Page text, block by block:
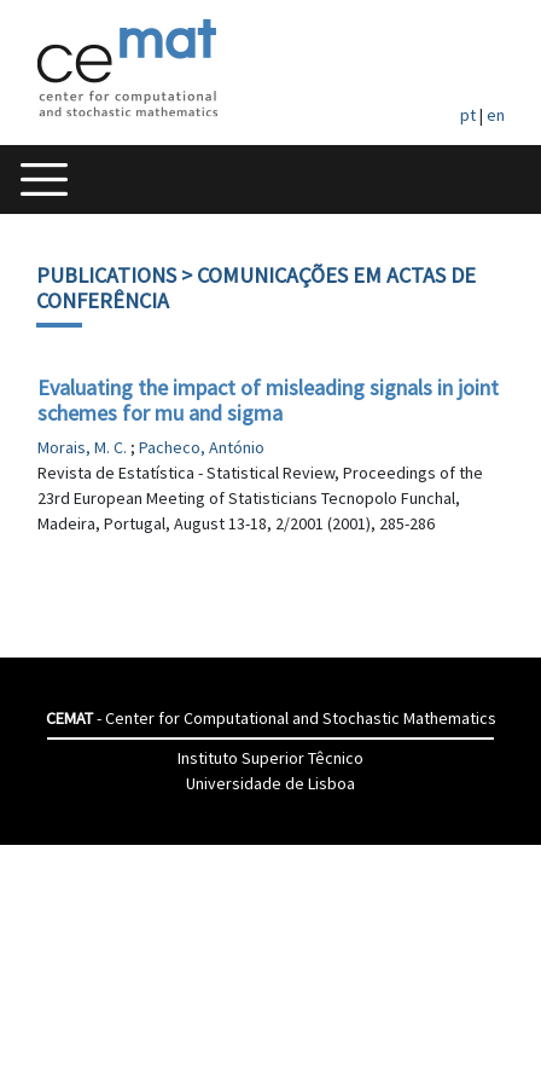
pt| en
PUBLICATIONS> COMUNICAÇÕES EM ACTAS DE
CONFERÊNCIA
Evaluating the impact of misleading signals in joint
schemes for mu and sigma
Morais, M. C. ; Pacheco, António
Revista de Estatística - Statistical Review, Proceedings of the
23rd European Meeting of Statisticians Tecnopolo Funchal,
Madeira, Portugal, August 13-18, 2/2001 (2001), 285-286
CEMAT- Center for Computational and Stochastic Mathematics
Instituto Superior Têcnico
Universidade de Lisboa